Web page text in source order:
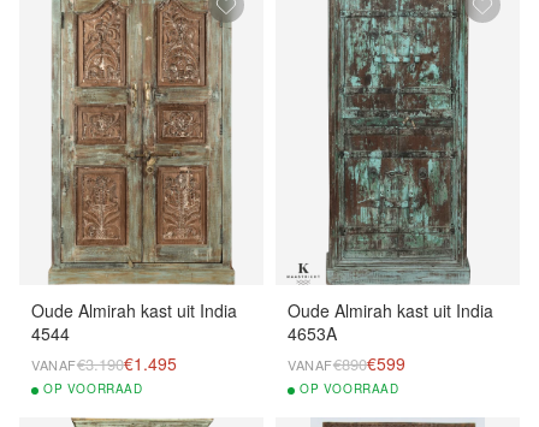
Oude Almirah kast uit India
4544
VANAF€3.190€1.495
OP VOORRAAD
Oude Almirah kast uit India
4653A
VANAF€890€599
OP VOORRAAD